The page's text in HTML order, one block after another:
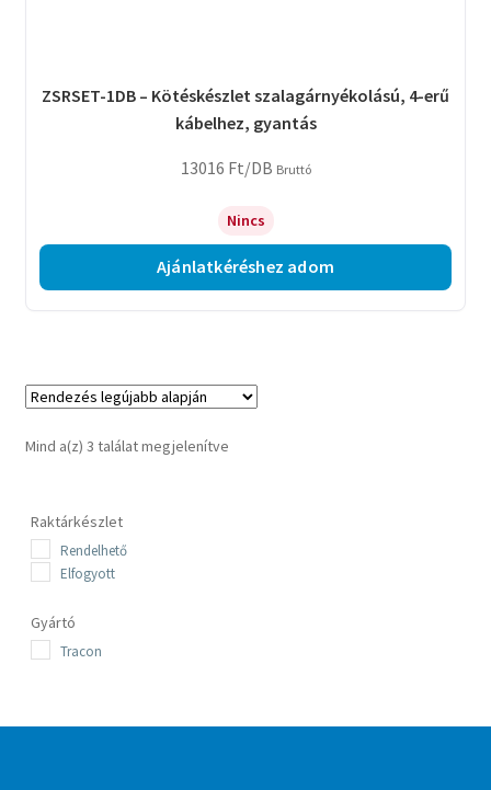
ZSRSET-1DB – Kötéskészlet szalagárnyékolású, 4-erű
kábelhez, gyantás
13016 Ft/DB Bruttó
Nincs
Ajánlatkéréshez adom
Mind a(z) 3 találat megjelenítveSorted
Raktárkészlet
Rendelhető
Elfogyott
Gyártó
Tracon